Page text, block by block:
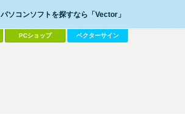
パソコンソフトを探すなら「Vector」
PCショップ ベクターサイン